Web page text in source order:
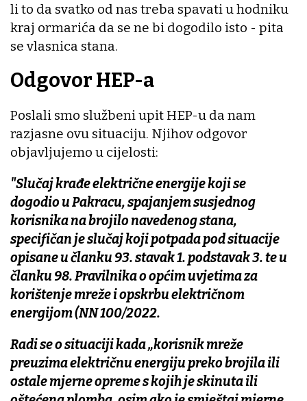
li to da svatko od nas treba spavati u hodniku
kraj ormarića da se ne bi dogodilo isto - pita
se vlasnica stana.
Odgovor HEP-a
Poslali smo službeni upit HEP-u da nam
razjasne ovu situaciju. Njihov odgovor
objavljujemo u cijelosti:
"Slučaj krađe električne energije koji se
dogodio u Pakracu, spajanjem susjednog
korisnika na brojilo navedenog stana,
specifičan je slučaj koji potpada pod situacije
opisane u članku 93. stavak 1. podstavak 3. te u
članku 98. Pravilnika o općim uvjetima za
korištenje mreže i opskrbu električnom
energijom (NN 100/2022.
Radi se o situaciji kada „korisnik mreže
preuzima električnu energiju preko brojila ili
ostale mjerne opreme s kojih je skinuta ili